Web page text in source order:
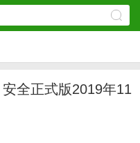
全正式版2019年11